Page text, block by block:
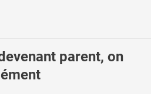
parent, on